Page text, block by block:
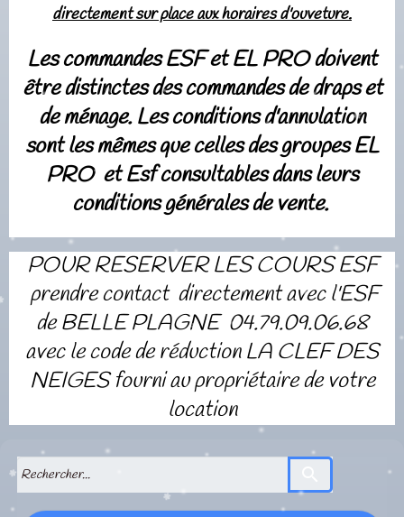
directement sur place aux horaires d'ouveture.
Les commandes ESF et EL PRO doivent
être distinctes des commandes de draps et
de ménage. Les conditions d'annulation
sont les mêmes que celles desgroupesEL
PRO et Esf consultables dans leurs
conditions générales de vente.
POUR RESERVER LES COURS ESF
prendre contact directement avec l'ESF
de BELLE PLAGNE 04.79.09.06.68
avec le code de réduction LA CLEF DES
NEIGES fourni au propriétaire de votre
location